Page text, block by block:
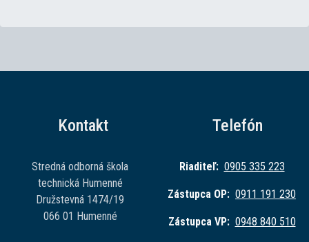
Kontakt
Stredná odborná škola
technická Humenné
Družstevná 1474/19
066 01 Humenné
Telefón
Riaditeľ: 0905 335 223
Zástupca OP: 0911 191 230
Zástupca VP: 0948 840 510